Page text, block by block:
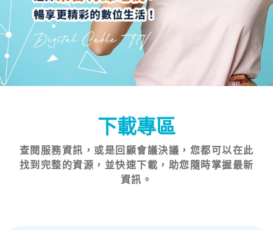
下載專區
查閱服務資訊，或是回顧會議決議，您都可以在此
找到完整的資源，並快速下載，助您隨時掌握最新
資訊。